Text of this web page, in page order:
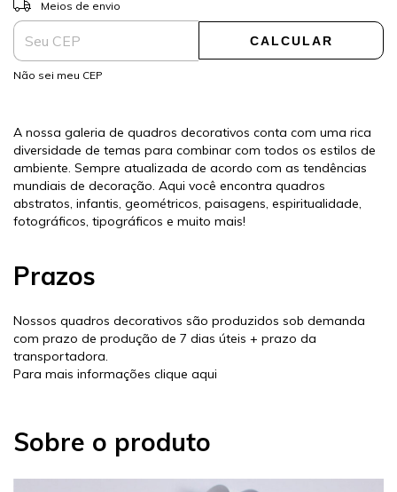
Meios de envio
CALCULAR
Não sei meu CEP
A nossa galeria de quadros decorativos conta com uma rica
diversidade de temas para combinar com todos os estilos de
ambiente. Sempre atualizada de acordo com as tendências
mundiais de decoração. Aqui você encontra quadros
abstratos, infantis, geométricos, paisagens, espiritualidade,
fotográficos, tipográficos e muito mais!
Prazos
Nossos quadros decorativos são produzidos sob demanda
com prazo de produção de 7 dias úteis + prazo da
transportadora.
Para mais informações clique aqui
Sobre o produto